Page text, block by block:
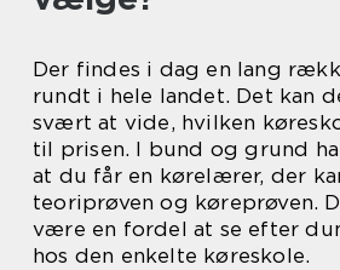
Der findes i dag en lang
rundt i hele landet. Det kan
svært at vide, hvilken
til prisen. I bund og grund
at du får en kørelærer, der
teoriprøven og køreprøven.
være en fordel at se efter
hos den enkelte køreskole.